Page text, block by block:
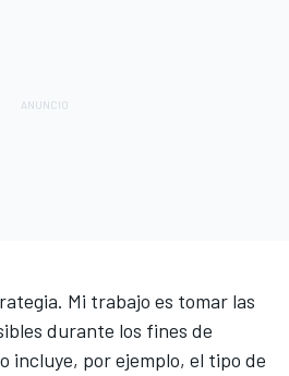
Mi trabajo es tomar las
durante los fines de
incluye, por ejemplo, el tipo de